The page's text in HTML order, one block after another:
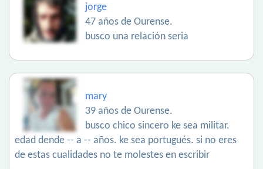
jorge
47 años de Ourense.
busco una relación seria
mary
39 años de Ourense.
busco chico sincero ke sea militar.
edad dende -- a -- años. ke sea portugués. si no eres
de estas cualidades no te molestes en escribir